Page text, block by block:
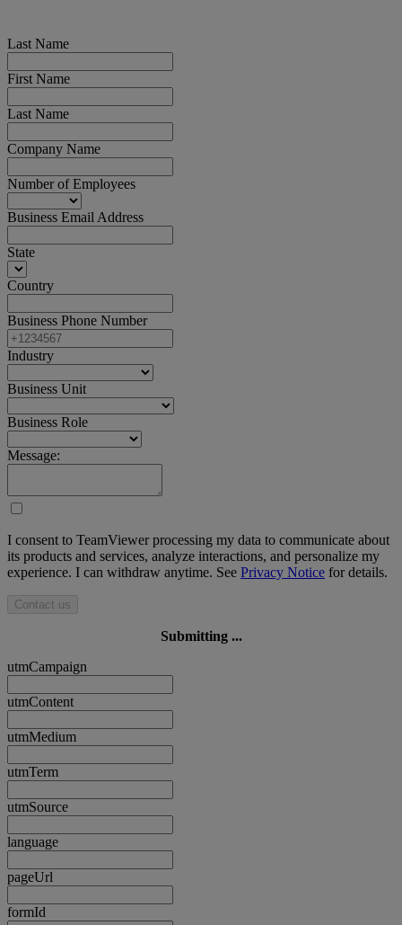
Last Name
First Name
Last Name
Company Name
Number of Employees
Business Email Address
State
Country
Business Phone Number
Industry
Business Unit
Business Role
Message:
I consent to TeamViewer processing my data to communicate about
its products and services, analyze interactions, and personalize my
experience. I can withdraw anytime. See Privacy Notice for details.
Contact us
Submitting ...
utmCampaign
utmContent
utmMedium
utmTerm
utmSource
language
pageUrl
formId